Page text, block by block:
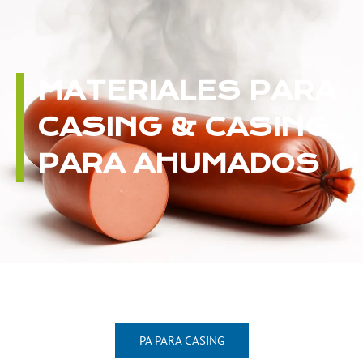
MATERIALES PARA
CASING & CASING
PARA AHUMADOS
PA PARA CASING